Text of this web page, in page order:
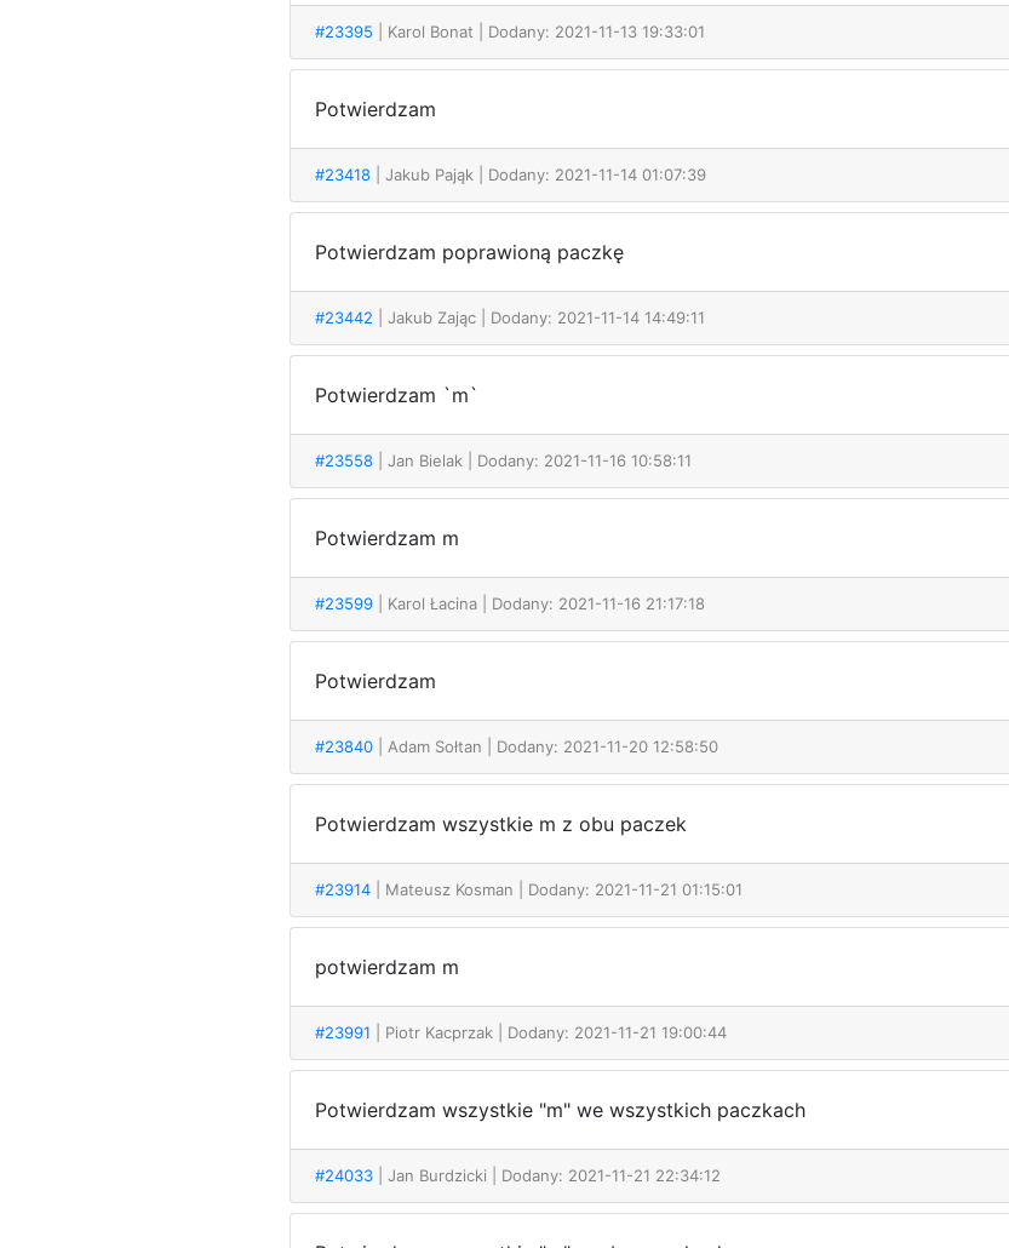
#23395 | Karol Bonat | Dodany: 2021-11-13 19:33:01
Potwierdzam
#23418 | Jakub Pająk | Dodany: 2021-11-14 01:07:39
Potwierdzam poprawioną paczkę
#23442 | Jakub Zając | Dodany: 2021-11-14 14:49:11
Potwierdzam `m`
#23558 | Jan Bielak | Dodany: 2021-11-16 10:58:11
Potwierdzam m
#23599 | Karol Łacina | Dodany: 2021-11-16 21:17:18
Potwierdzam
#23840 | Adam Sołtan | Dodany: 2021-11-20 12:58:50
Potwierdzam wszystkie m z obu paczek
#23914 | Mateusz Kosman | Dodany: 2021-11-21 01:15:01
potwierdzam m
#23991 | Piotr Kacprzak | Dodany: 2021-11-21 19:00:44
Potwierdzam wszystkie "m" we wszystkich paczkach
#24033 | Jan Burdzicki | Dodany: 2021-11-21 22:34:12